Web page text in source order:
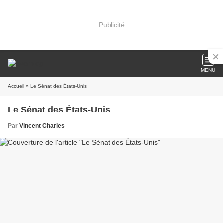
Publicité
MENU
Accueil » Le Sénat des États-Unis
Le Sénat des États-Unis
Par Vincent Charles